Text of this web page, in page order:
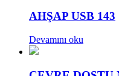
AHŞAP USB 143
Devamını oku